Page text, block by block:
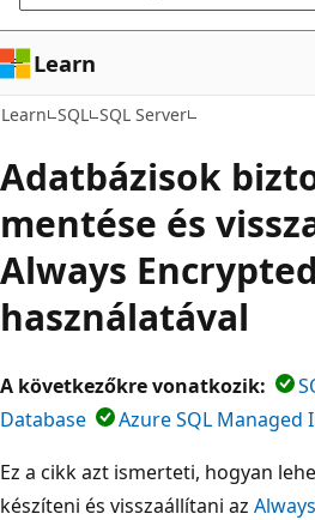
Learn
Learn SQL SQL Server
Adatbázisok
mentése és
Always Encrypted
használatával
A következőkre vonatkozik:
Database
Azure SQL Managed
Ez a cikk azt ismerteti, hogyan
készíteni és visszaállítani az